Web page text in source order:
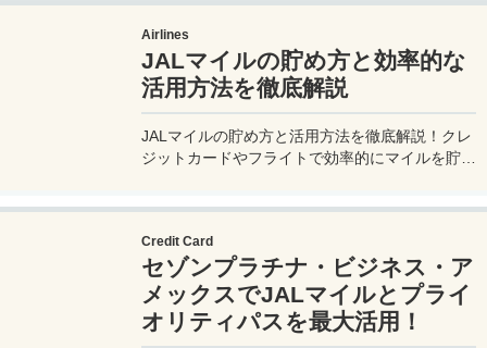
Airlines
JALマイルの貯め方と効率的な
活用方法を徹底解説
JALマイルの貯め方と活用方法を徹底解説！クレ
ジットカードやフライトで効率的にマイルを貯
Credit Card
セゾンプラチナ・ビジネス・ア
メックスでJALマイルとプライ
オリティパスを最大活用！